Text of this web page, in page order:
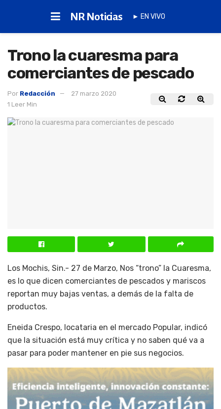
NR Noticias ► EN VIVO
Trono la cuaresma para
comerciantes de pescado
Por Redacción
27 marzo 2020
1 Leer Min
Los Mochis, Sin.- 27 de Marzo, Nos “trono” la Cuaresma,
es lo que dicen comerciantes de pescados y mariscos
reportan muy bajas ventas, a demás de la falta de
productos.
Eneida Crespo, locataria en el mercado Popular, indicó
que la situación está muy crítica y no saben qué va a
pasar para poder mantener en pie sus negocios.